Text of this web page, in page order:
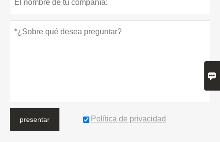
presentar Política de privacidad
